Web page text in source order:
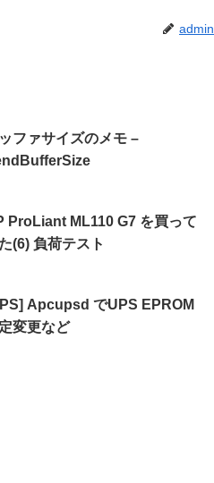
admin
ファサイズのメモ –
ProLiant ML110 G7 を買って
(6) 負荷テスト
Apcupsd でUPS EPROM
変更など